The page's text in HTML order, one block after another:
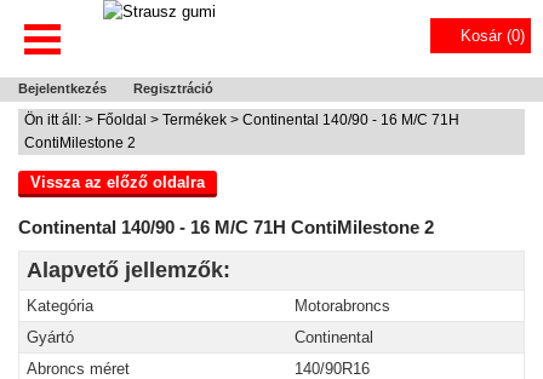
Kosár (0)
Bejelentkezés Regisztráció
Ön itt áll: > Főoldal > Termékek > Continental 140/90 - 16 M/C 71H
ContiMilestone 2
Vissza az előző oldalra
Continental 140/90 - 16 M/C 71H ContiMilestone 2
Alapvető jellemzők:
Kategória
Motorabroncs
Gyártó
Continental
Abroncs méret
140/90R16